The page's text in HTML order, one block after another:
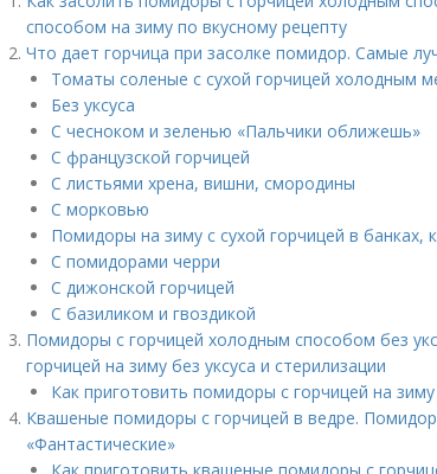
способом на зиму по вкусному рецепту
Что дает горчица при засолке помидор. Самые
Томаты соленые с сухой горчицей холодным
Без уксуса
С чесноком и зеленью «Пальчики оближешь»
С французской горчицей
С листьями хрена, вишни, смородины
С морковью
Помидоры на зиму с сухой горчицей в банках,
С помидорами черри
С дижонской горчицей
С базиликом и гвоздикой
Помидоры с горчицей холодным способом без
горчицей на зиму без уксуса и стерилизации
Как приготовить помидоры с горчицей на зиму
Квашеные помидоры с горчицей в ведре.
«Фантастические»